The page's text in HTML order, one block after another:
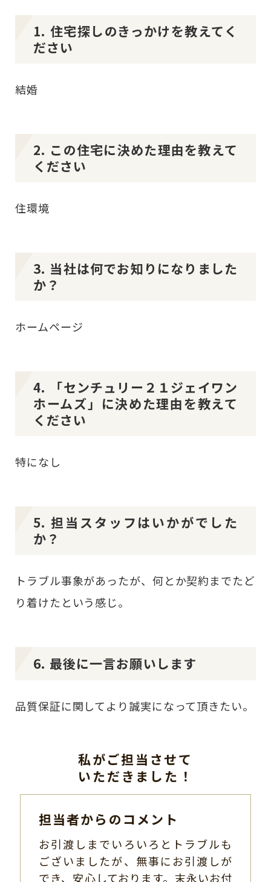
1. 住宅探しのきっかけを教えてく
ださい
結婚
2. この住宅に決めた理由を教えて
ください
住環境
3. 当社は何でお知りになりました
か？
ホームページ
4. 「センチュリー２１ジェイワン
ホームズ」に決めた理由を教えて
ください
特になし
5. 担当スタッフはいかがでした
か？
トラブル事象があったが、何とか契約までたど
り着けたという感じ。
6. 最後に一言お願いします
品質保証に関してより誠実になって頂きたい。
私がご担当させて
いただきました！
担当者からのコメント
お引渡しまでいろいろとトラブルも
ございましたが、無事にお引渡しが
でき、安心しております。末永いお付